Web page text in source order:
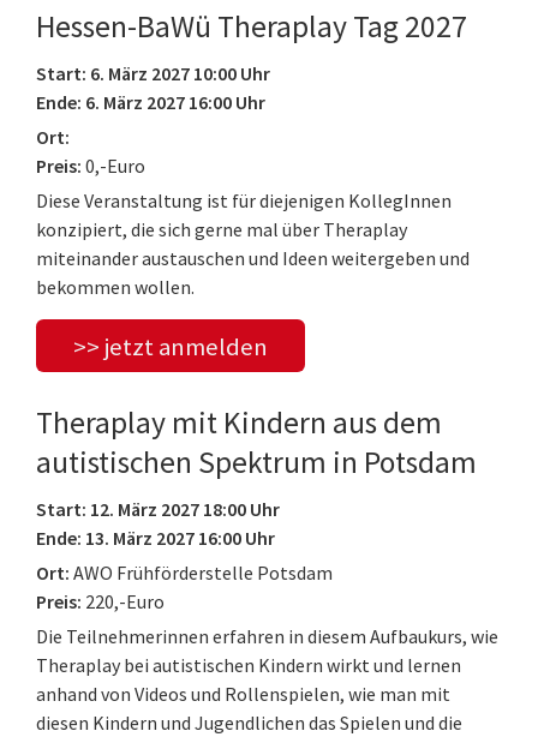
Hessen-BaWü Theraplay Tag 2027
Start: 6. März 2027 10:00 Uhr
Ende: 6. März 2027 16:00 Uhr
Ort:
Preis: 0,-Euro
Diese Veranstaltung ist für diejenigen KollegInnen
konzipiert, die sich gerne mal über Theraplay
miteinander austauschen und Ideen weitergeben und
bekommen wollen.
>> jetzt anmelden
Theraplay mit Kindern aus dem
autistischen Spektrum in Potsdam
Start: 12. März 2027 18:00 Uhr
Ende: 13. März 2027 16:00 Uhr
Ort: AWO Frühförderstelle Potsdam
Preis: 220,-Euro
Die Teilnehmerinnen erfahren in diesem Aufbaukurs, wie
Theraplay bei autistischen Kindern wirkt und lernen
anhand von Videos und Rollenspielen, wie man mit
diesen Kindern und Jugendlichen das Spielen und die